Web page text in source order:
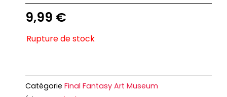
9,99 €
Rupture de stock
Catégorie Final Fantasy Art Museum